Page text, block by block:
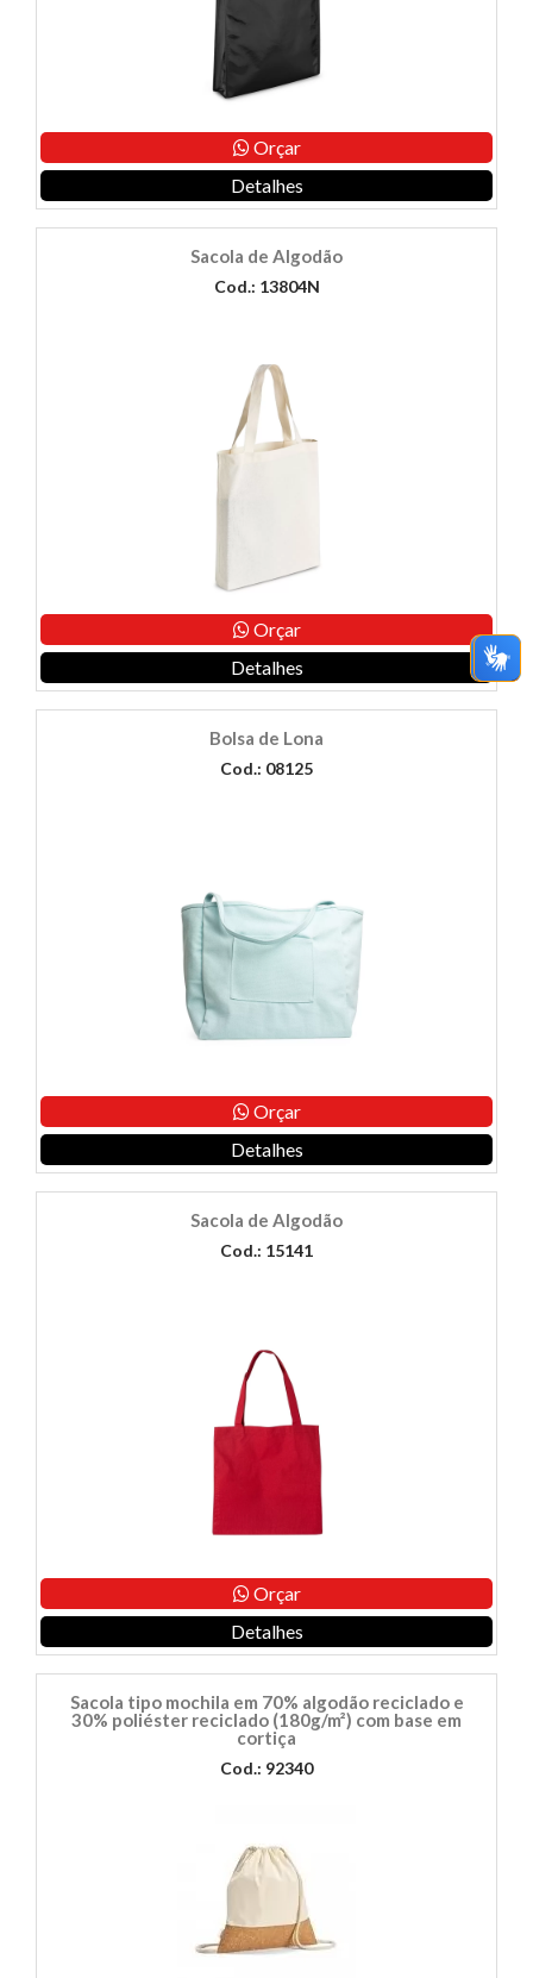
Orçar
Detalhes
Sacola de Algodão
Cod.: 13804N
Orçar
Detalhes
Bolsa de Lona
Cod.: 08125
Orçar
Detalhes
Sacola de Algodão
Cod.: 15141
Orçar
Detalhes
Sacola tipo mochila em 70% algodão reciclado e
30% poliéster reciclado (180g/m²) com base em
cortiça
Cod.: 92340